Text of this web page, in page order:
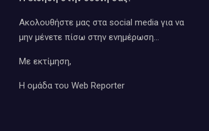
Ακολουθήστε μας στα social media για να
μην μένετε πίσω στην ενημέρωση…
Με εκτίμηση,
Η ομάδα του Web Reporter